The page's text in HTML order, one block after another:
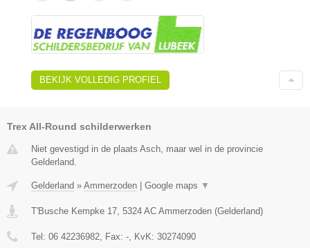
BEKIJK VOLLEDIG PROFIEL
Trex All-Round schilderwerken
Niet gevestigd in de plaats Asch, maar wel in de provincie
Gelderland.
Gelderland » Ammerzoden | Google maps ▼
T'Busche Kempke 17 5324 AC Ammerzoden (Gelderland)
Tel: 06 42236982 , Fax: - , KvK: 30274090